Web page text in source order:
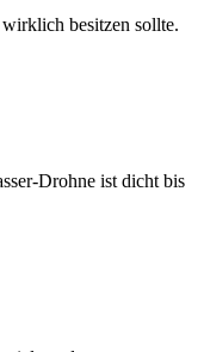
besitzen sollte.
Drohne ist dicht bis